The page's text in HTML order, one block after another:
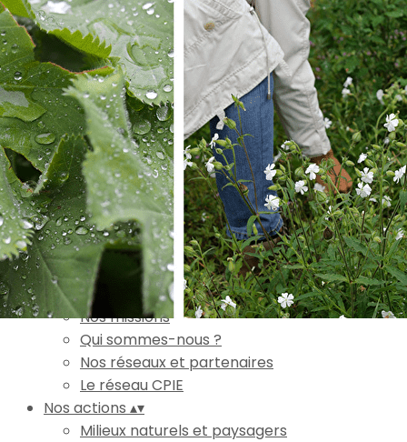
Exporter les lignes sélectionnées
Exporter toutes les colonnes
Exporter uniquement les colonnes affichées
Menu
Ajoutez un logo, un bouton, des réseaux sociaux
Cliquez pour éditer
Accueil▴
L'association
▴▾
Nos missions
Qui sommes-nous ?
Nos réseaux et partenaires
Le réseau CPIE
Nos actions ▴▾
Milieux naturels et paysagers